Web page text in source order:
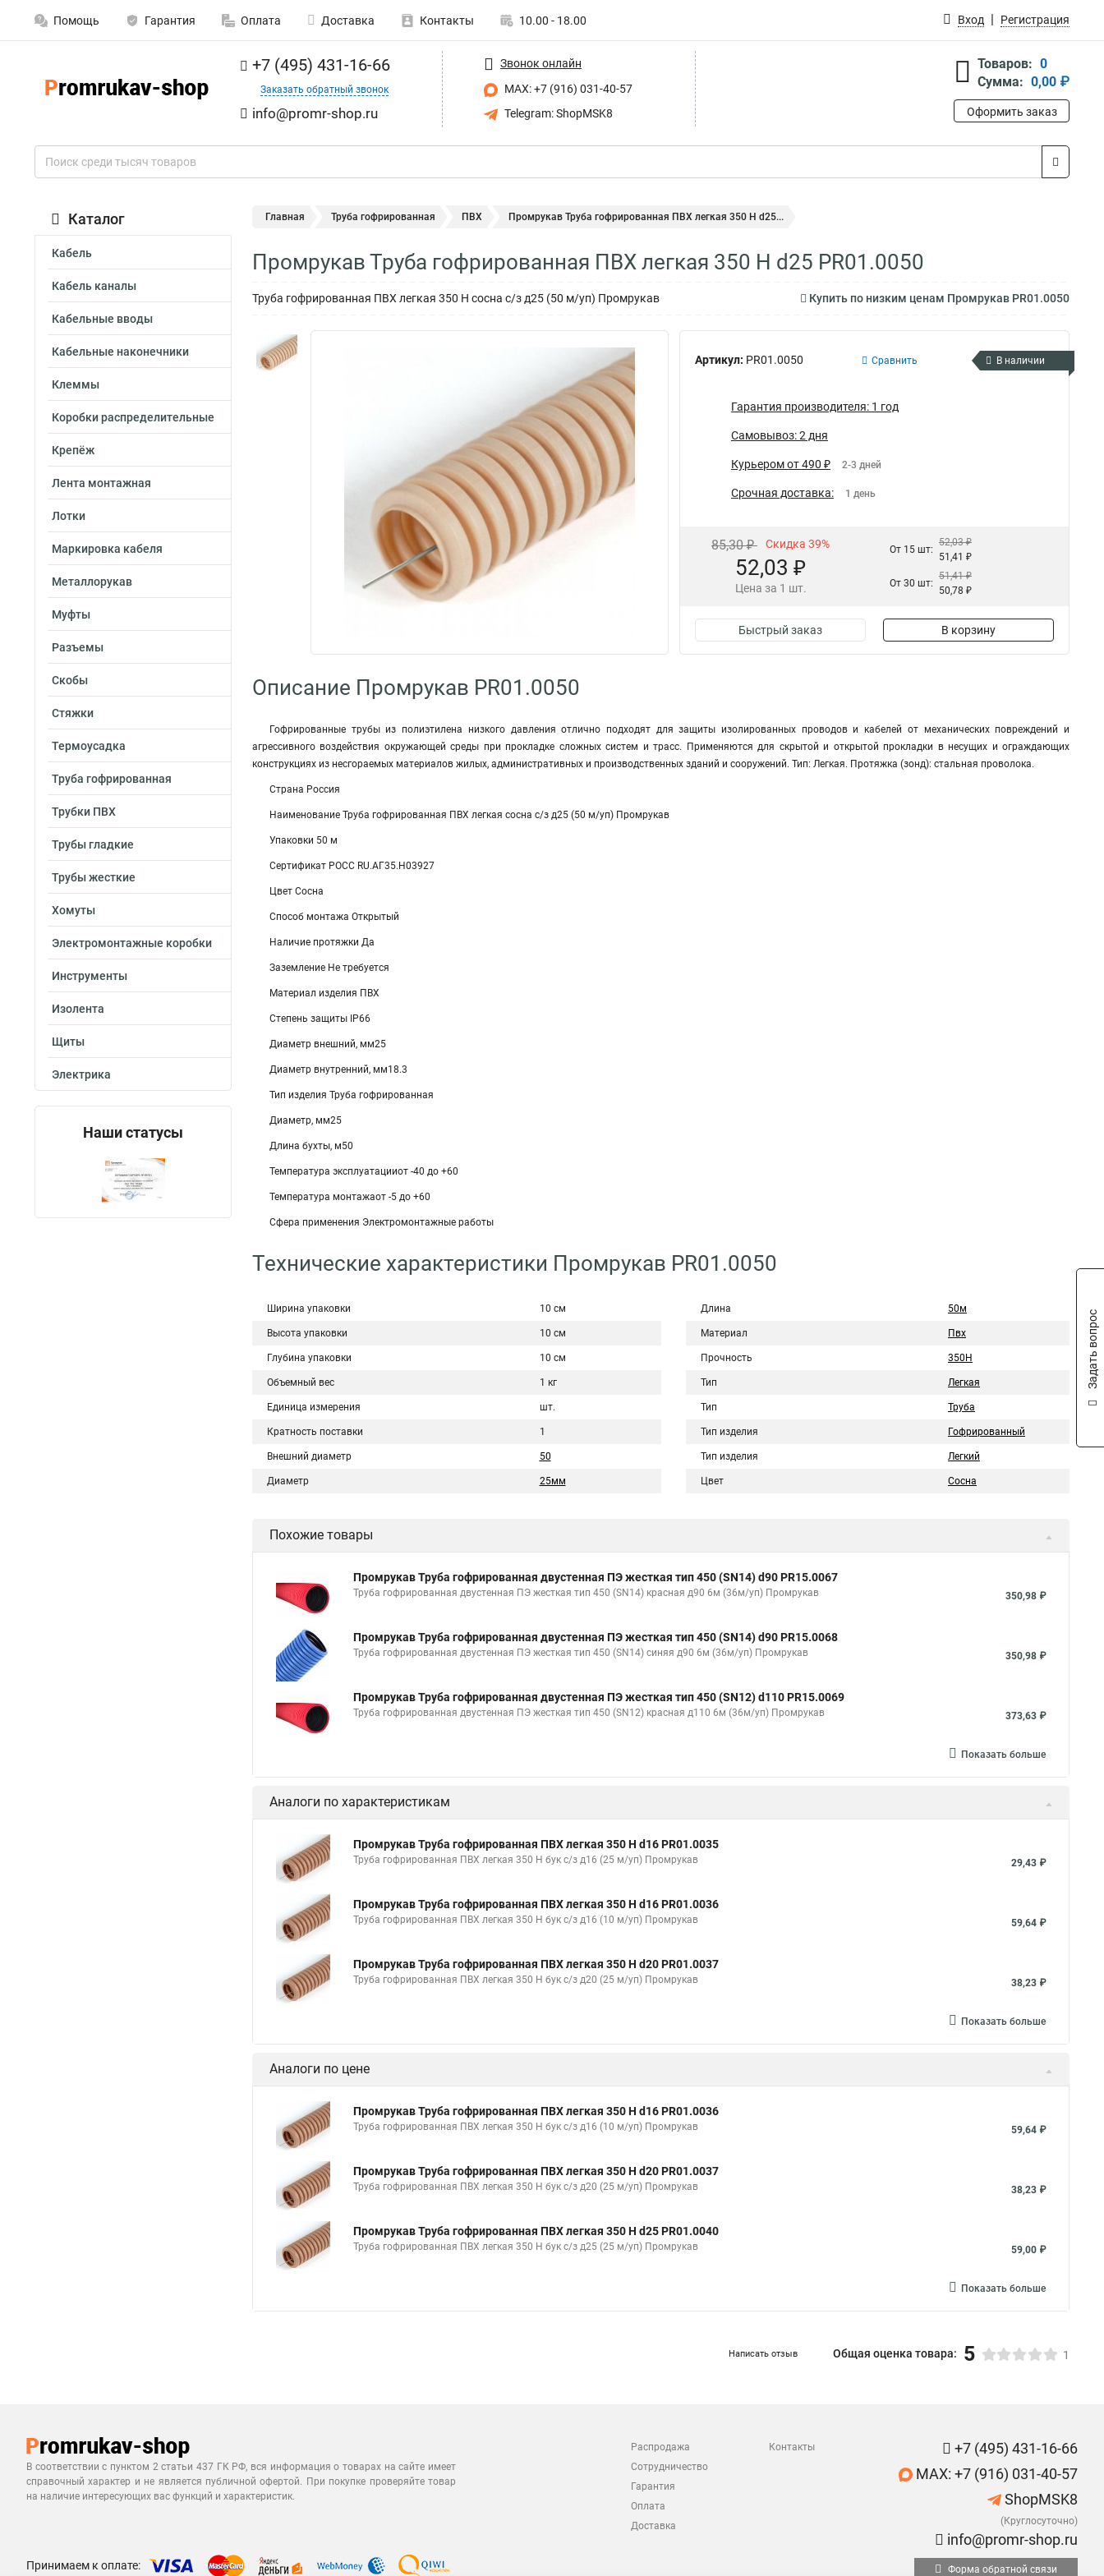
Помощь Гарантия Оплата Доставка Контакты 10.00 - 18.00 Вход Регистрация
+7 (495) 431-16-66
Заказать обратный звонок
info@promr-shop.ru
Звонок онлайн
MAX: +7 (916) 031-40-57
Telegram: ShopMSK8
Товаров: 0
Сумма: 0,00 ₽
Оформить заказ
Каталог
Кабель
Кабель каналы
Кабельные вводы
Кабельные наконечники
Клеммы
Коробки распределительные
Крепёж
Лента монтажная
Лотки
Маркировка кабеля
Металлорукав
Муфты
Разъемы
Скобы
Стяжки
Термоусадка
Труба гофрированная
Трубки ПВХ
Трубы гладкие
Трубы жесткие
Хомуты
Электромонтажные коробки
Инструменты
Изолента
Щиты
Электрика
Наши статусы
Главная Труба гофрированная ПВХ Промрукав Труба гофрированная ПВХ легкая 350 Н d25...
Промрукав Труба гофрированная ПВХ легкая 350 Н d25 PR01.0050
Труба гофрированная ПВХ легкая 350 Н сосна с/з д25 (50 м/уп) Промрукав Купить по низким ценам Промрукав PR01.0050
Артикул: PR01.0050 Сравнить В наличии
Гарантия производителя: 1 год
Самовывоз: 2 дня
Курьером от 490 ₽ 2-3 дней
Срочная доставка: 1 день
85,30 ₽ Скидка 39%
52,03 ₽
Цена за 1 шт.
От 15 шт:
52,03 ₽
51,41 ₽
От 30 шт:
51,41 ₽
50,78 ₽
Быстрый заказ В корзину
Описание Промрукав PR01.0050
Гофрированные трубы из полиэтилена низкого давления отлично подходят для защиты изолированных проводов и кабелей от механических повреждений и
агрессивного воздействия окружающей среды при прокладке сложных систем и трасс. Применяются для скрытой и открытой прокладки в несущих и ограждающих
конструкциях из несгораемых материалов жилых, административных и производственных зданий и сооружений. Тип: Легкая. Протяжка (зонд): стальная проволока.
Страна Россия
Наименование Труба гофрированная ПВХ легкая сосна с/з д25 (50 м/уп) Промрукав
Упаковки 50 м
Сертификат POCC RU.АГ35.H03927
Цвет Сосна
Способ монтажа Открытый
Наличие протяжки Да
Заземление Не требуется
Материал изделия ПВХ
Степень защиты IP66
Диаметр внешний, мм25
Диаметр внутренний, мм18.3
Тип изделия Труба гофрированная
Диаметр, мм25
Длина бухты, м50
Температура эксплуатацииот -40 до +60
Температура монтажаот -5 до +60
Сфера применения Электромонтажные работы
Технические характеристики Промрукав PR01.0050
Ширина упаковки 10 см
Высота упаковки 10 см
Глубина упаковки 10 см
Объемный вес 1 кг
Единица измерения шт.
Кратность поставки 1
Внешний диаметр 50
Диаметр 25мм
Длина 50м
Материал Пвх
Прочность 350H
Тип Легкая
Тип Труба
Тип изделия Гофрированный
Тип изделия Легкий
Цвет Сосна
Похожие товары
Промрукав Труба гофрированная двустенная ПЭ жесткая тип 450 (SN14) d90 PR15.0067
Труба гофрированная двустенная ПЭ жесткая тип 450 (SN14) красная д90 6м (36м/уп) Промрукав 350,98 ₽
Промрукав Труба гофрированная двустенная ПЭ жесткая тип 450 (SN14) d90 PR15.0068
Труба гофрированная двустенная ПЭ жесткая тип 450 (SN14) синяя д90 6м (36м/уп) Промрукав 350,98 ₽
Промрукав Труба гофрированная двустенная ПЭ жесткая тип 450 (SN12) d110 PR15.0069
Труба гофрированная двустенная ПЭ жесткая тип 450 (SN12) красная д110 6м (36м/уп) Промрукав 373,63 ₽
Показать больше
Аналоги по характеристикам
Промрукав Труба гофрированная ПВХ легкая 350 Н d16 PR01.0035
Труба гофрированная ПВХ легкая 350 Н бук с/з д16 (25 м/уп) Промрукав 29,43 ₽
Промрукав Труба гофрированная ПВХ легкая 350 Н d16 PR01.0036
Труба гофрированная ПВХ легкая 350 Н бук с/з д16 (10 м/уп) Промрукав 59,64 ₽
Промрукав Труба гофрированная ПВХ легкая 350 Н d20 PR01.0037
Труба гофрированная ПВХ легкая 350 Н бук с/з д20 (25 м/уп) Промрукав 38,23 ₽
Показать больше
Аналоги по цене
Промрукав Труба гофрированная ПВХ легкая 350 Н d16 PR01.0036
Труба гофрированная ПВХ легкая 350 Н бук с/з д16 (10 м/уп) Промрукав 59,64 ₽
Промрукав Труба гофрированная ПВХ легкая 350 Н d20 PR01.0037
Труба гофрированная ПВХ легкая 350 Н бук с/з д20 (25 м/уп) Промрукав 38,23 ₽
Промрукав Труба гофрированная ПВХ легкая 350 Н d25 PR01.0040
Труба гофрированная ПВХ легкая 350 Н бук с/з д25 (25 м/уп) Промрукав 59,00 ₽
Показать больше
Написать отзыв Общая оценка товара: 5 1
В соответствии с пунктом 2 статьи 437 ГК РФ, вся информация о товарах на сайте имеет
справочный характер и не является публичной офертой. При покупке проверяйте товар
на наличие интересующих вас функций и характеристик.
Распродажа
Сотрудничество
Гарантия
Оплата
Доставка
Контакты
+7 (495) 431-16-66
MAX: +7 (916) 031-40-57
ShopMSK8
(Круглосуточно)
info@promr-shop.ru
Принимаем к оплате: Форма обратной связи
Задать вопрос